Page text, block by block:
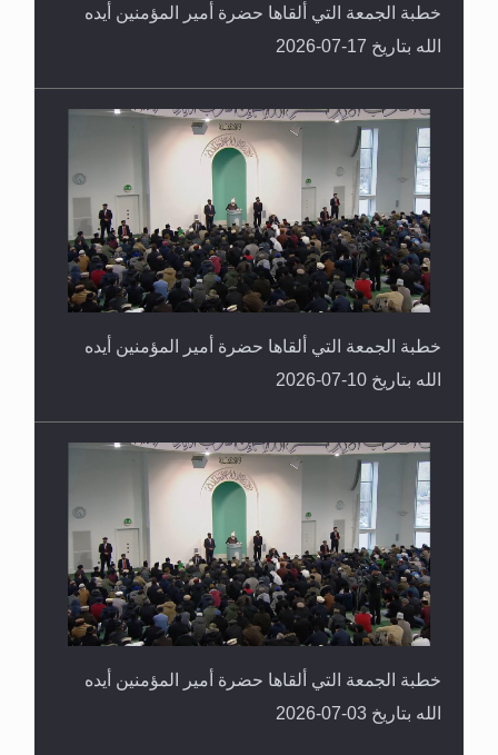
خطبة الجمعة التي ألقاها حضرة أمير المؤمنين أيده
الله بتاريخ 17-07-2026
خطبة الجمعة التي ألقاها حضرة أمير المؤمنين أيده
الله بتاريخ 10-07-2026
خطبة الجمعة التي ألقاها حضرة أمير المؤمنين أيده
الله بتاريخ 03-07-2026